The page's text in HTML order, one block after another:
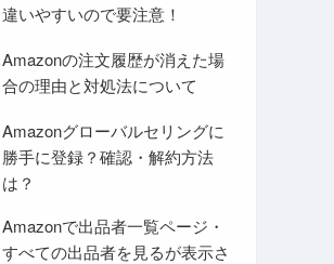
違いやすいので要注意！
Amazonの注文履歴が消えた場
合の理由と対処法について
Amazonグローバルセリングに
勝手に登録？確認・解約方法
は？
Amazonで出品者一覧ページ・
すべての出品者を見るが表示さ